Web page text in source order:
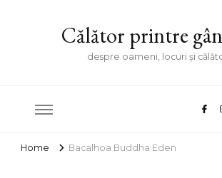
Călător printre
despre oameni, locuri și
Home Bacalhoa Buddha Eden